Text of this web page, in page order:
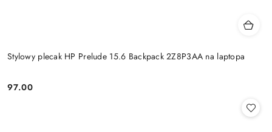
Stylowy plecak HP Prelude 15.6 Backpack 2Z8P3AA na laptopa
Cena:
97.00